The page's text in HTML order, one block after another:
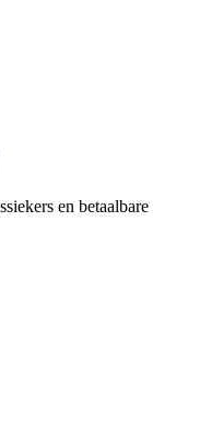
en betaalbare